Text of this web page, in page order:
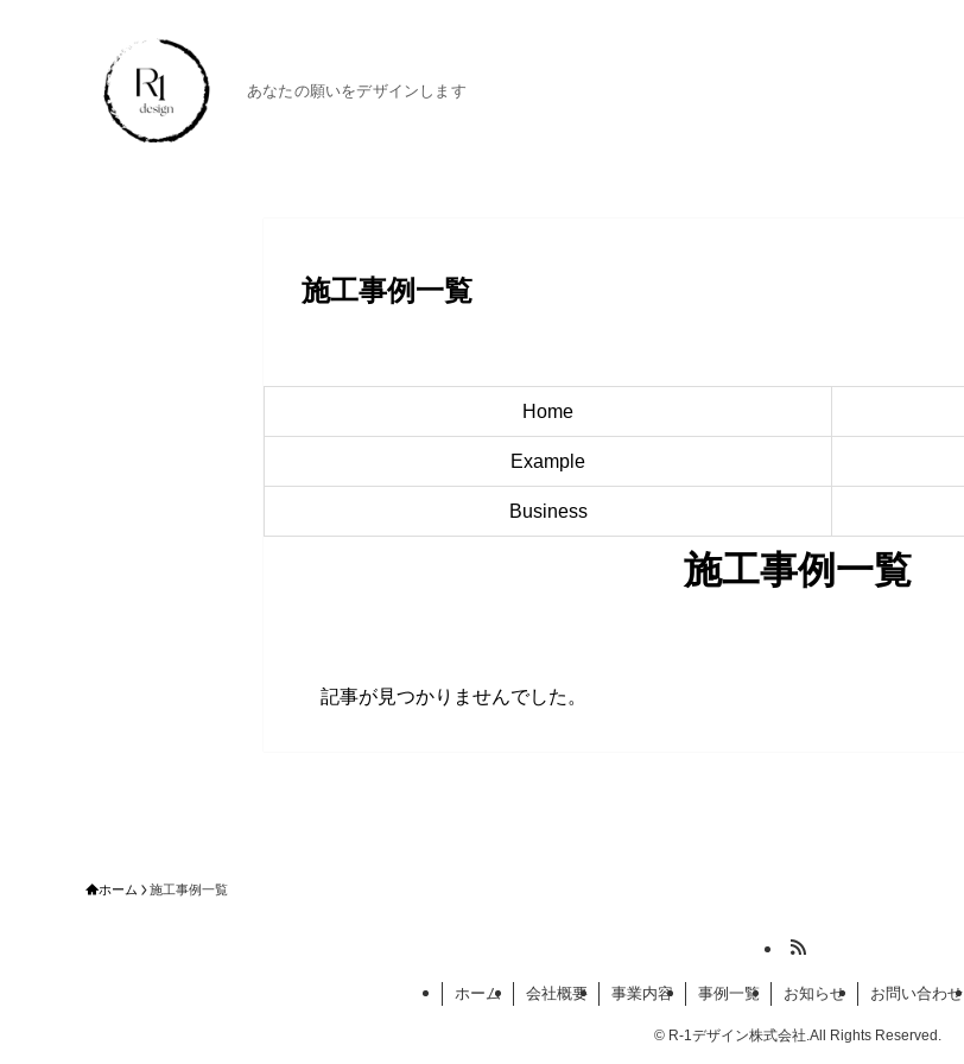
あなたの願いをデザインします
施工事例一覧
Home
Example
Business
施工事例一覧
記事が見つかりませんでした。
ホーム 施工事例一覧
ホーム 会社概要 事業内容 事例一覧 お知らせ お問い合わせ
© R-1デザイン株式会社.All Rights Reserved.